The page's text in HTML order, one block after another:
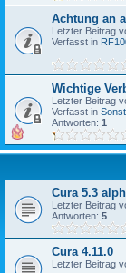
Achtung an
Letzter Beitrag
Verfasst in
Wichtige
Letzter Beitrag
Verfasst in
Antworten: 1
Cura 5.3
Letzter Beitrag
Antworten: 5
Cura 4.11.0
Letzter Beitrag